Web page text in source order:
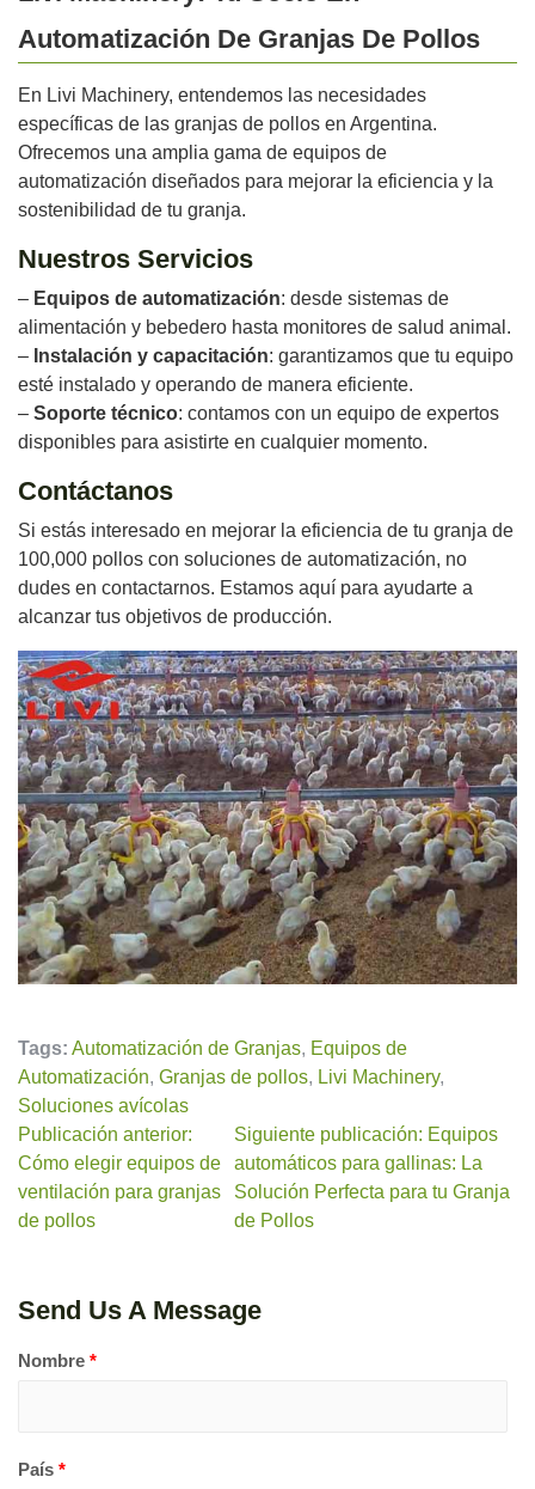
Automatización De Granjas De Pollos
En Livi Machinery, entendemos las necesidades
específicas de las granjas de pollos en Argentina.
Ofrecemos una amplia gama de equipos de
automatización diseñados para mejorar la eficiencia y la
sostenibilidad de tu granja.
Nuestros Servicios
– Equipos de automatización: desde sistemas de
alimentación y bebedero hasta monitores de salud animal.
– Instalación y capacitación: garantizamos que tu equipo
esté instalado y operando de manera eficiente.
– Soporte técnico: contamos con un equipo de expertos
disponibles para asistirte en cualquier momento.
Contáctanos
Si estás interesado en mejorar la eficiencia de tu granja de
100,000 pollos con soluciones de automatización, no
dudes en contactarnos. Estamos aquí para ayudarte a
alcanzar tus objetivos de producción.
Tags: Automatización de Granjas, Equipos de
Automatización, Granjas de pollos, Livi Machinery,
Soluciones avícolas
Publicación anterior:
Cómo elegir equipos de
ventilación para granjas
de pollos
Siguiente publicación: Equipos
automáticos para gallinas: La
Solución Perfecta para tu Granja
de Pollos
Send Us A Message
Nombre *
País *